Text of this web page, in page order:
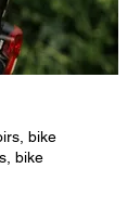
bike
bike